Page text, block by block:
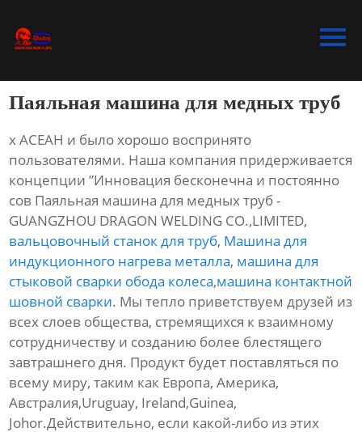
Bидео
Новости
О Hас
Контакты
Паяльная машина для медных труб
х АСЕАН и было хорошо воспринято
пользователями. Наша компания придерживается
концепции ”Инновация бесконечна и постоянно
сов Паяльная машина для медных труб -
GUANGZHOU DRAGON WELDING CO.,LIMITED,
вальцовочный станок для труб, Машина для
индукционного нагрева металла, машина для
стыковой сварки обода колеса,машина контактной
шовной сварки. Мы тепло приветствуем друзей из
всех слоев общества, стремящихся к взаимному
сотрудничеству и созданию более блестящего
завтрашнего дня. Продукт будет поставляться по
всему миру, таким как Европа, Америка,
Австралия,Uruguay, Ireland,Guinea,
Johor.Действительно, если какой-либо из этих